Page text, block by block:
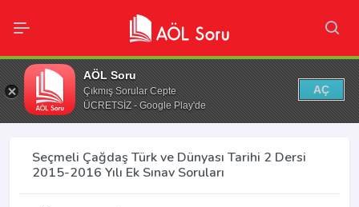
AÖL Soru
Çıkmış Sorular Cepte
ÜCRETSİZ - Google Play'de
AÇ
Seçmeli Çağdaş Türk ve Dünyası Tarihi 2 Dersi
2015-2016 Yılı Ek Sınav Soruları